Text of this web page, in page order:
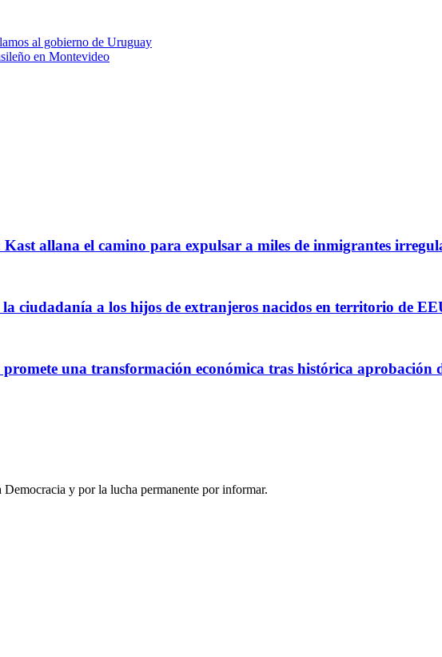
al gobierno de Uruguay
en Montevideo
Kast allana el camino para expulsar a miles de inmigrantes
ciudadanía a los hijos de extranjeros nacidos en territorio de
una transformación económica tras histórica aprobación
y por la lucha permanente por informar.